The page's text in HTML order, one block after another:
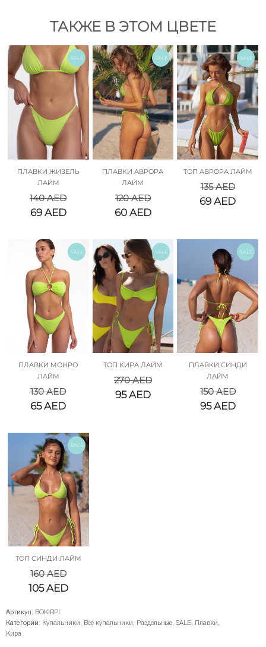
ТАКЖЕ В ЭТОМ ЦВЕТЕ
SALE
ПЛАВКИ ЖИЗЕЛЬ
ЛАЙМ
140AED
69 AED
SALE
ПЛАВКИ АВРОРА
ЛАЙМ
120AED
60 AED
SALE
ТОП АВРОРА ЛАЙМ
135AED
69AED
SALE
ПЛАВКИ МОНРО
ЛАЙМ
130AED
65AED
SALE
ТОП КИРА ЛАЙМ
270AED
95AED
SALE
ПЛАВКИ СИНДИ
ЛАЙМ
150AED
95AED
SALE
ТОП СИНДИ ЛАЙМ
160AED
105AED
Артикул: BOKIRPI
Категории: Купальники , Все купальники , Раздельные, SALE, Плавки ,
Кира